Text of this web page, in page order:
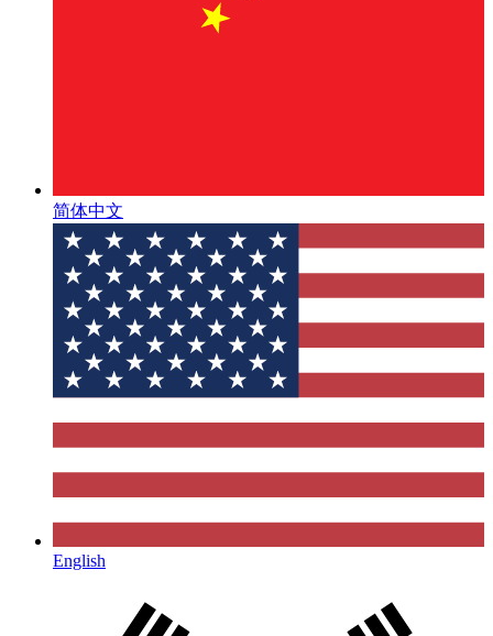
简体中文
English